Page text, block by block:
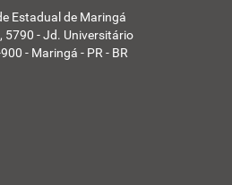
Estadual de Maringá
5790 - Jd. Universitário
- Maringá - PR - BR